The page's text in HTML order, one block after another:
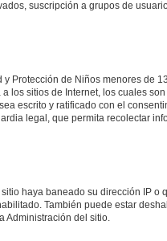
suscripción a grupos de
y Protección de Niños menores de
los sitios de Internet, los cuales
escrito y ratificado con el
legal, que permita recolectar
haya baneado su dirección IP o
También puede estar
Administración del sitio.